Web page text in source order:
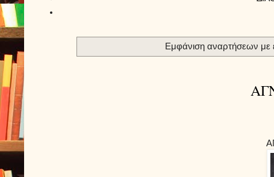
Εμφάνιση αναρτήσεων με